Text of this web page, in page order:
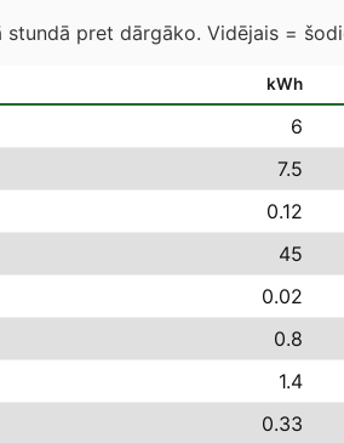
pret dārgāko. Vidējais =
kWh
6
7.5
0.12
45
0.02
0.8
1.4
0.33